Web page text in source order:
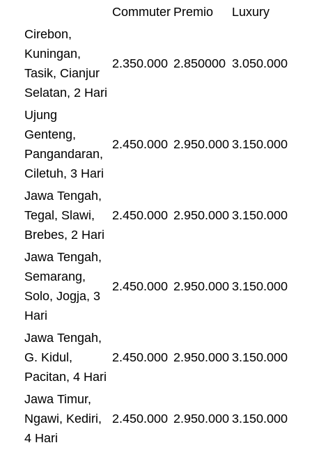
Commuter Premio
Luxury
Cirebon,
Kuningan,
Tasik, Cianjur
Selatan, 2 Hari
2.350.000 2.850000 3.050.000
Ujung
Genteng,
Pangandaran,
Ciletuh, 3 Hari
2.450.000 2.950.000 3.150.000
Jawa Tengah,
Tegal, Slawi,
Brebes, 2 Hari
2.450.000 2.950.000 3.150.000
Jawa Tengah,
Semarang,
Solo, Jogja, 3
Hari
2.450.000 2.950.000 3.150.000
Jawa Tengah,
G. Kidul,
Pacitan, 4 Hari
2.450.000 2.950.000 3.150.000
Jawa Timur,
Ngawi, Kediri,
4 Hari
2.450.000 2.950.000 3.150.000